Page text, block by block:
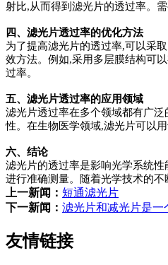
射比,从而得到滤光片的透过率。
四、滤光片透过率的优化方法
为了提高滤光片的透过率,可以采
效方法。例如,采用多层膜结构可
过率。
五、滤光片透过率的应用领域
滤光片透过率在多个领域都有广
性。在生物医学领域,滤光片可以
六、结论
滤光片的透过率是影响光学系统
进行准确测量。随着光学技术的
上一新闻： 短通滤光片
下一新闻： 滤光片和减光片是一
友情链接